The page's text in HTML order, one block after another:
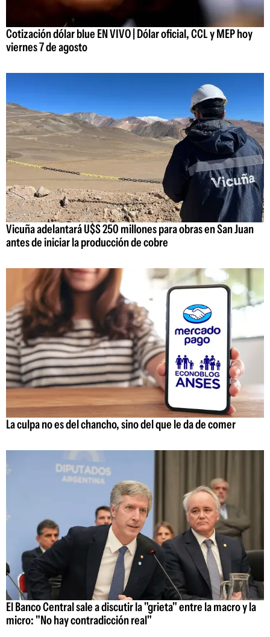
Cotización dólar blue EN VIVO | Dólar oficial, CCL y MEP hoy
viernes 7 de agosto
Vicuña adelantará U$S 250 millones para obras en San Juan
antes de iniciar la producción de cobre
La culpa no es del chancho, sino del que le da de comer
El Banco Central sale a discutir la "grieta" entre la macro y la
micro: "No hay contradicción real"